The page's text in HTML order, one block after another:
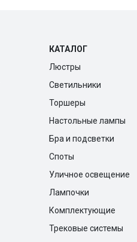
КАТАЛОГ
Люстры
Светильники
Торшеры
Настольные лампы
Бра и подсветки
Споты
Уличное освещение
Лампочки
Комплектующие
Трековые системы